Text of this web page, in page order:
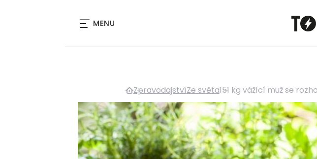
MENU
ZpravodajstvíZe světa151 kg vážící muž se